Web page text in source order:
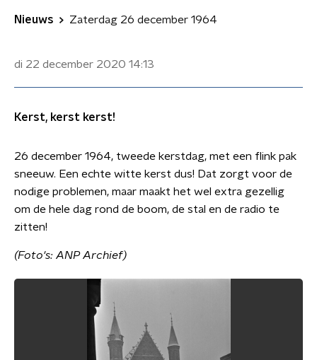
Nieuws Zaterdag 26 december 1964
di 22 december 2020 14:13
Kerst, kerst kerst!
26 december 1964, tweede kerstdag, met een flink pak
sneeuw. Een echte witte kerst dus! Dat zorgt voor de
nodige problemen, maar maakt het wel extra gezellig
om de hele dag rond de boom, de stal en de radio te
zitten!
(Foto's: ANP Archief)